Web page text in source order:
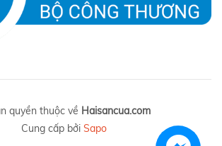
quyền thuộc về Haisancua.com
Cung cấp bởi Sapo